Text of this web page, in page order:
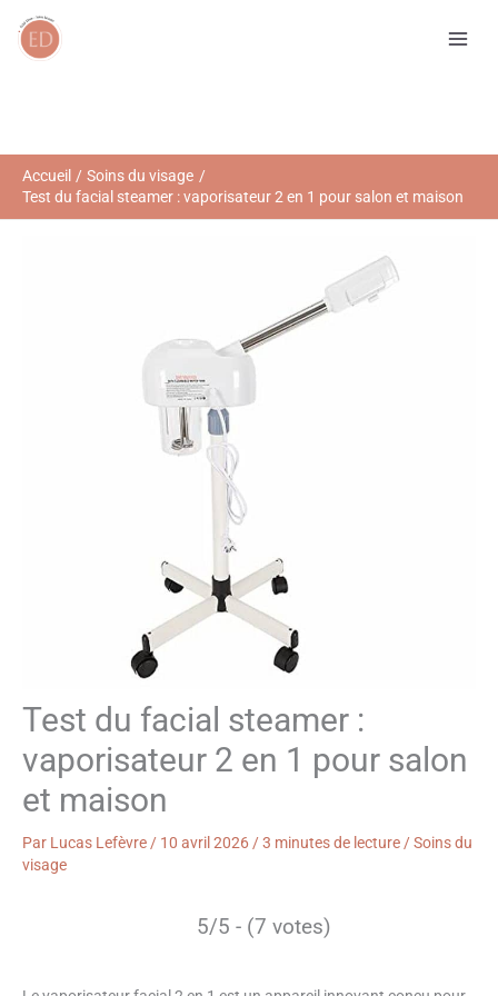
Accueil
Soins du visage
Test du facial steamer : vaporisateur 2 en 1 pour salon et maison
Test du facial steamer :
vaporisateur 2 en 1 pour salon
et maison
Par Lucas Lefèvre / 10 avril 2026 /3 minutes de lecture /Soins du
visage
5/5 - (7 votes)
R
e
r
c